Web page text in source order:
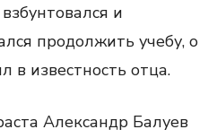
и
продолжить учебу, о
в известность отца.
Александр Балуев